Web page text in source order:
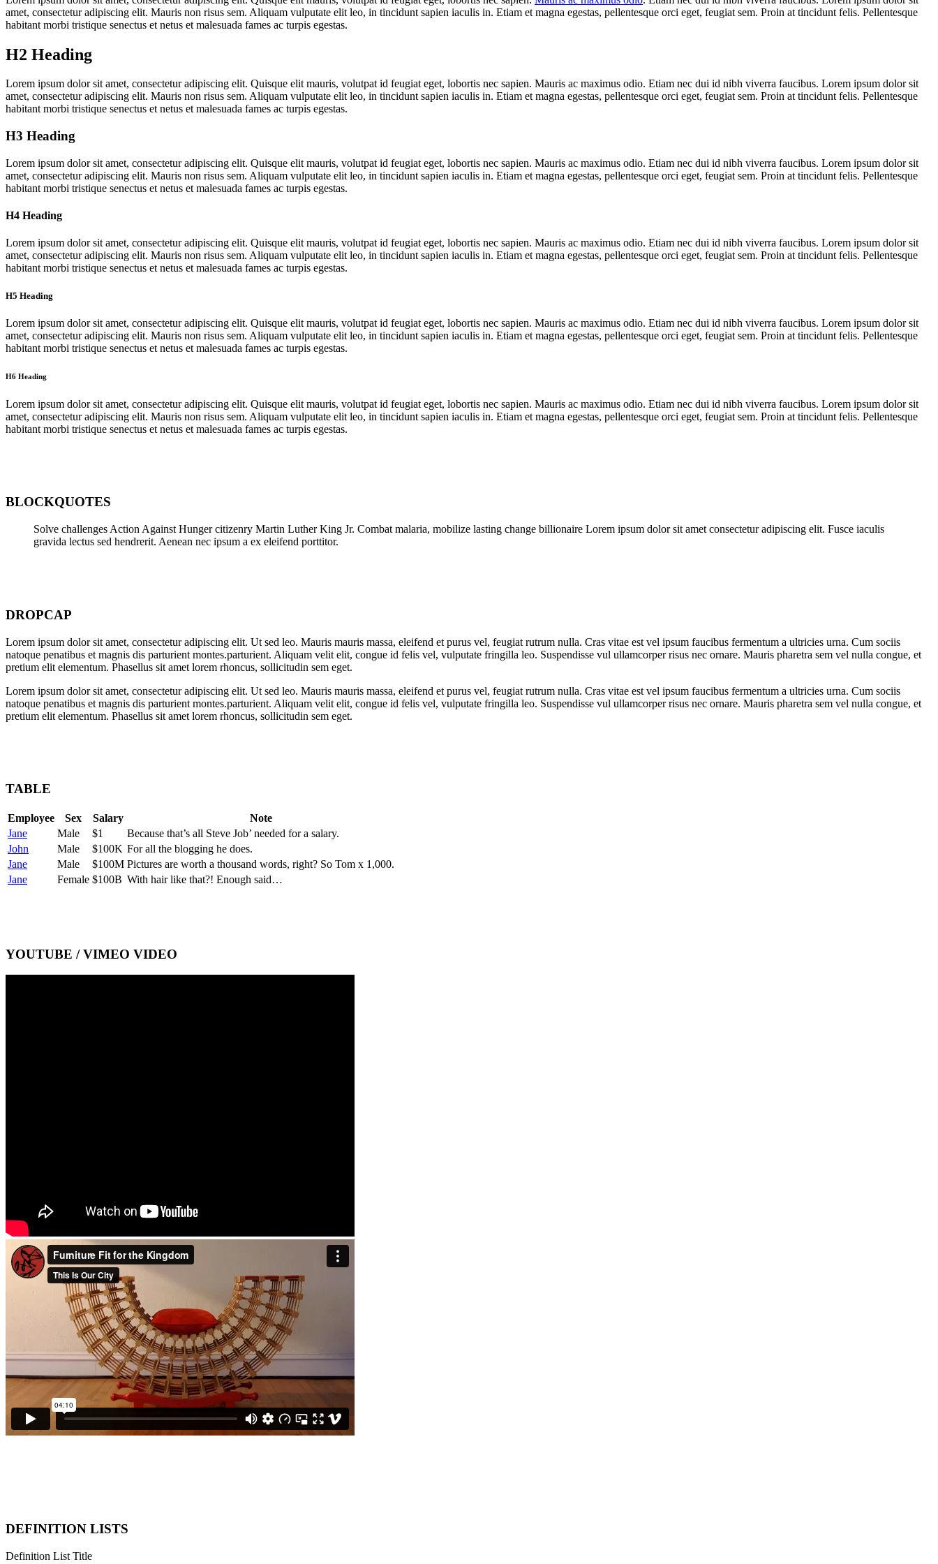
amet, consectetur adipiscing elit. Mauris non risus sem. Aliquam vulputate elit leo, in tincidunt sapien iaculis in. Etiam et magna egestas, pellentesque orci eget, feugiat sem. Proin at tincidunt felis. Pellentesque
habitant morbi tristique senectus et netus et malesuada fames ac turpis egestas.
H2 Heading
Lorem ipsum dolor sit amet, consectetur adipiscing elit. Quisque elit mauris, volutpat id feugiat eget, lobortis nec sapien. Mauris ac maximus odio. Etiam nec dui id nibh viverra faucibus. Lorem ipsum dolor sit
amet, consectetur adipiscing elit. Mauris non risus sem. Aliquam vulputate elit leo, in tincidunt sapien iaculis in. Etiam et magna egestas, pellentesque orci eget, feugiat sem. Proin at tincidunt felis. Pellentesque
habitant morbi tristique senectus et netus et malesuada fames ac turpis egestas.
H3 Heading
Lorem ipsum dolor sit amet, consectetur adipiscing elit. Quisque elit mauris, volutpat id feugiat eget, lobortis nec sapien. Mauris ac maximus odio. Etiam nec dui id nibh viverra faucibus. Lorem ipsum dolor sit
amet, consectetur adipiscing elit. Mauris non risus sem. Aliquam vulputate elit leo, in tincidunt sapien iaculis in. Etiam et magna egestas, pellentesque orci eget, feugiat sem. Proin at tincidunt felis. Pellentesque
habitant morbi tristique senectus et netus et malesuada fames ac turpis egestas.
H4 Heading
Lorem ipsum dolor sit amet, consectetur adipiscing elit. Quisque elit mauris, volutpat id feugiat eget, lobortis nec sapien. Mauris ac maximus odio. Etiam nec dui id nibh viverra faucibus. Lorem ipsum dolor sit
amet, consectetur adipiscing elit. Mauris non risus sem. Aliquam vulputate elit leo, in tincidunt sapien iaculis in. Etiam et magna egestas, pellentesque orci eget, feugiat sem. Proin at tincidunt felis. Pellentesque
habitant morbi tristique senectus et netus et malesuada fames ac turpis egestas.
H5 Heading
Lorem ipsum dolor sit amet, consectetur adipiscing elit. Quisque elit mauris, volutpat id feugiat eget, lobortis nec sapien. Mauris ac maximus odio. Etiam nec dui id nibh viverra faucibus. Lorem ipsum dolor sit
amet, consectetur adipiscing elit. Mauris non risus sem. Aliquam vulputate elit leo, in tincidunt sapien iaculis in. Etiam et magna egestas, pellentesque orci eget, feugiat sem. Proin at tincidunt felis. Pellentesque
habitant morbi tristique senectus et netus et malesuada fames ac turpis egestas.
H6 Heading
Lorem ipsum dolor sit amet, consectetur adipiscing elit. Quisque elit mauris, volutpat id feugiat eget, lobortis nec sapien. Mauris ac maximus odio. Etiam nec dui id nibh viverra faucibus. Lorem ipsum dolor sit
amet, consectetur adipiscing elit. Mauris non risus sem. Aliquam vulputate elit leo, in tincidunt sapien iaculis in. Etiam et magna egestas, pellentesque orci eget, feugiat sem. Proin at tincidunt felis. Pellentesque
habitant morbi tristique senectus et netus et malesuada fames ac turpis egestas.
BLOCKQUOTES
Solve challenges Action Against Hunger citizenry Martin Luther King Jr. Combat malaria, mobilize lasting change billionaire Lorem ipsum dolor sit amet consectetur adipiscing elit. Fusce iaculis
gravida lectus sed hendrerit. Aenean nec ipsum a ex eleifend porttitor.
DROPCAP
Lorem ipsum dolor sit amet, consectetur adipiscing elit. Ut sed leo. Mauris mauris massa, eleifend et purus vel, feugiat rutrum nulla. Cras vitae est vel ipsum faucibus fermentum a ultricies urna. Cum sociis
natoque penatibus et magnis dis parturient montes.parturient. Aliquam velit elit, congue id felis vel, vulputate fringilla leo. Suspendisse vul ullamcorper risus nec ornare. Mauris pharetra sem vel nulla congue, et
pretium elit elementum. Phasellus sit amet lorem rhoncus, sollicitudin sem eget.
Lorem ipsum dolor sit amet, consectetur adipiscing elit. Ut sed leo. Mauris mauris massa, eleifend et purus vel, feugiat rutrum nulla. Cras vitae est vel ipsum faucibus fermentum a ultricies urna. Cum sociis
natoque penatibus et magnis dis parturient montes.parturient. Aliquam velit elit, congue id felis vel, vulputate fringilla leo. Suspendisse vul ullamcorper risus nec ornare. Mauris pharetra sem vel nulla congue, et
pretium elit elementum. Phasellus sit amet lorem rhoncus, sollicitudin sem eget.
TABLE
Employee Sex Salary
Note
Jane
Male $1
Because that’s all Steve Job’ needed for a salary.
John
Male $100K For all the blogging he does.
Jane
Male $100M Pictures are worth a thousand words, right? So Tom x 1,000.
Jane
Female $100B With hair like that?! Enough said…
YOUTUBE / VIMEO VIDEO
DEFINITION LISTS
Definition List Title